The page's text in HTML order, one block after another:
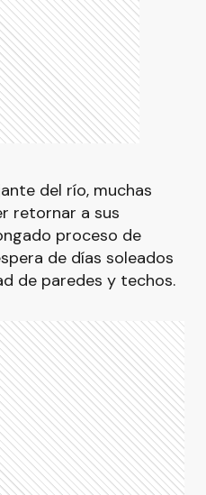
del río, muchas
retornar a sus
proceso de
de días soleados
de paredes y techos.